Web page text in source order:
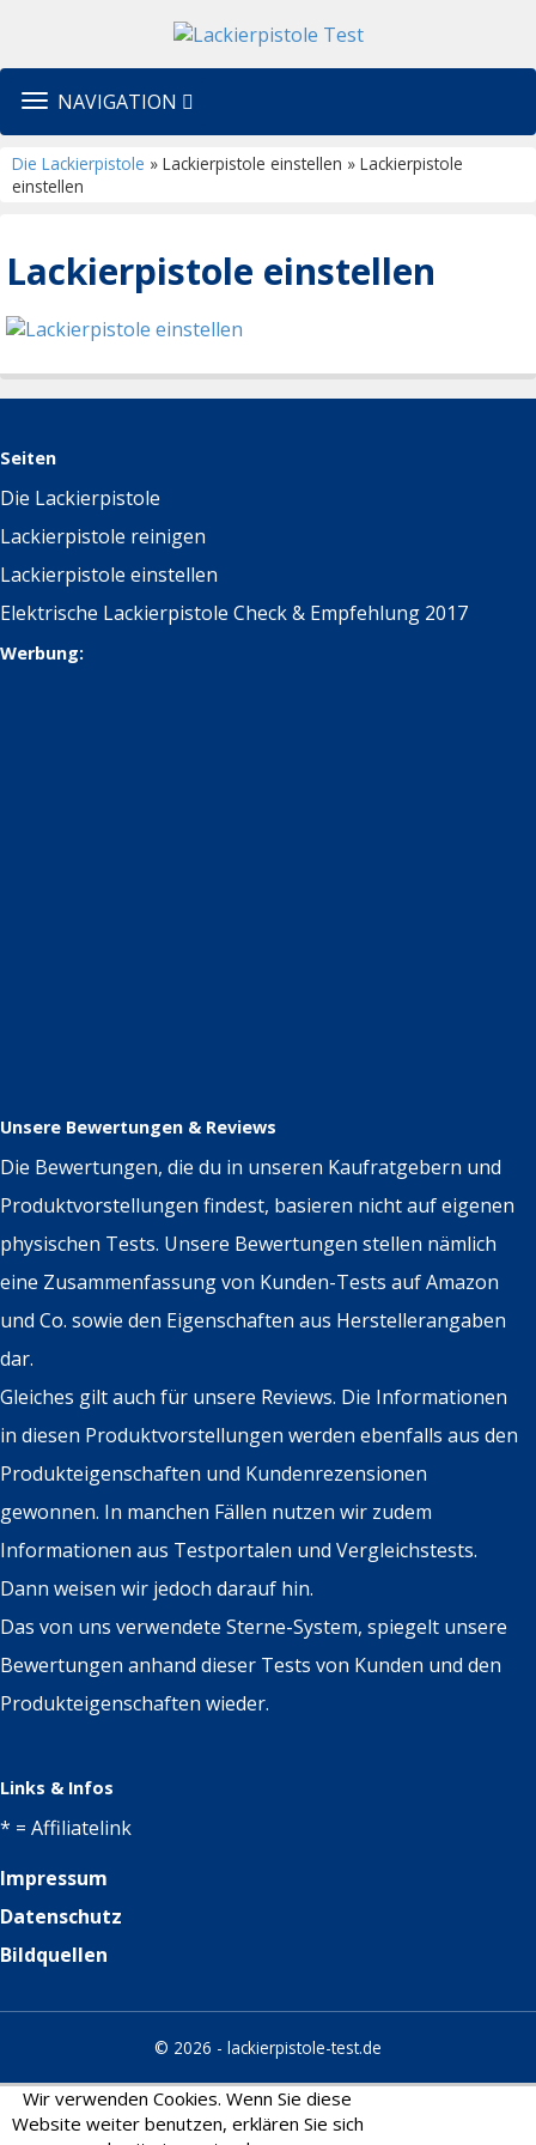
TOGGLE
NAVIGATION
Die Lackierpistole » Lackierpistole einstellen » Lackierpistole
einstellen
Lackierpistole einstellen
Seiten
Die Lackierpistole
Lackierpistole reinigen
Lackierpistole einstellen
Elektrische Lackierpistole Check & Empfehlung 2017
Werbung:
Unsere Bewertungen & Reviews
Die Bewertungen, die du in unseren Kaufratgebern und
Produktvorstellungen findest, basieren nicht auf eigenen
physischen Tests. Unsere Bewertungen stellen nämlich
eine Zusammenfassung von Kunden-Tests auf Amazon
und Co. sowie den Eigenschaften aus Herstellerangaben
dar.
Gleiches gilt auch für unsere Reviews. Die Informationen
in diesen Produktvorstellungen werden ebenfalls aus den
Produkteigenschaften und Kundenrezensionen
gewonnen. In manchen Fällen nutzen wir zudem
Informationen aus Testportalen und Vergleichstests.
Dann weisen wir jedoch darauf hin.
Das von uns verwendete Sterne-System, spiegelt unsere
Bewertungen anhand dieser Tests von Kunden und den
Produkteigenschaften wieder.
Links & Infos
* = Affiliatelink
Impressum
Datenschutz
Bildquellen
© 2026 - lackierpistole-test.de
Wir verwenden Cookies. Wenn Sie diese
Website weiter benutzen, erklären Sie sich